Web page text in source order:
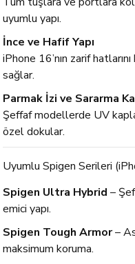
uyumlu yapı.
İnce ve Hafif Yapı
iPhone 16’nın zarif
sağlar.
Parmak İzi ve Sararma
Şeffaf modellerde UV
özel dokular.
Uyumlu Spigen Serileri
Spigen Ultra Hybrid –
emici yapı.
Spigen Tough Armor–
maksimum koruma.